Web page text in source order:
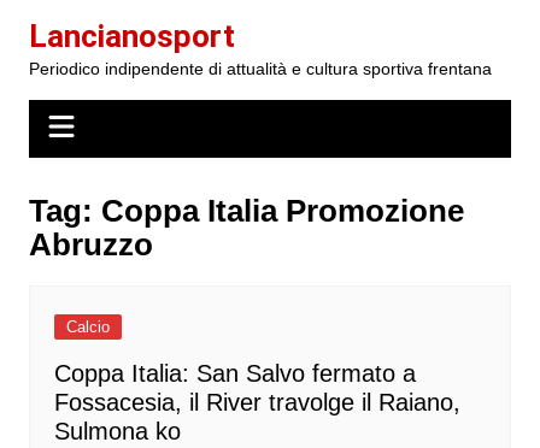
contenuto
Lancianosport
Periodico indipendente di attualità e cultura sportiva frentana
Tag: Coppa Italia Promozione
Abruzzo
Calcio
Coppa Italia: San Salvo fermato a
Fossacesia, il River travolge il Raiano,
Sulmona ko